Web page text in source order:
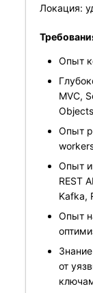
Локация:
Опыт
MVC,
Опыт
Опыт
REST
Kafka,
Опыт
от